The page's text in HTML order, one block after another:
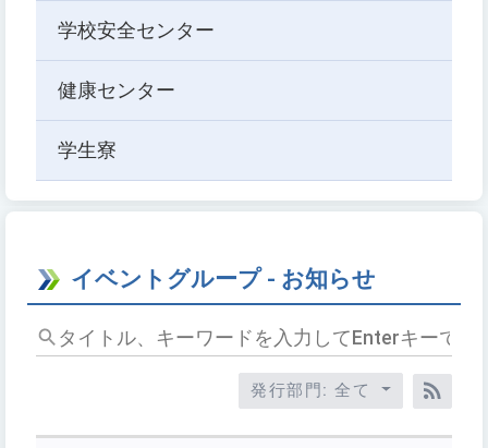
学校安全センター
健康センター
学生寮
イベントグループ - お知らせ
タ
イ
キ
発行部門: 全て
RSS